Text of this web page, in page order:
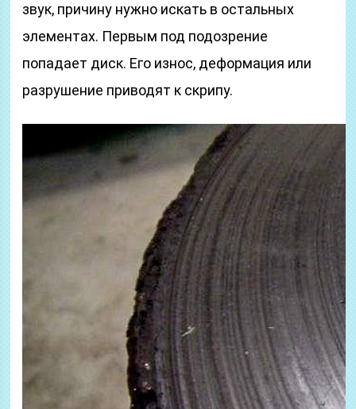
звук, причину нужно искать в остальных
элементах. Первым под подозрение
попадает диск. Его износ, деформация или
разрушение приводят к скрипу.